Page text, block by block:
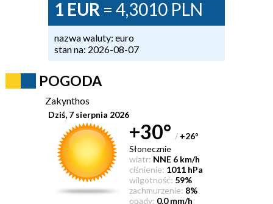
1 EUR = 4,3010 PLN
nazwa waluty: euro
stan na: 2026-08-07
POGODA
Zakynthos
Dziś, 7 sierpnia 2026
+30° / +26°
Słonecznie
wiatr: NNE 6 km/h
ciśnienie: 1011 hPa
wilgotność: 59%
zachmurzenie: 8%
opady: 0.0 mm/h